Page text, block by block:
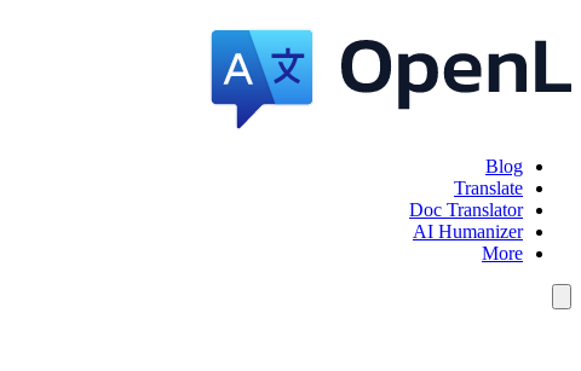
Blog
Translate
Doc Translator
AI Humanizer
More